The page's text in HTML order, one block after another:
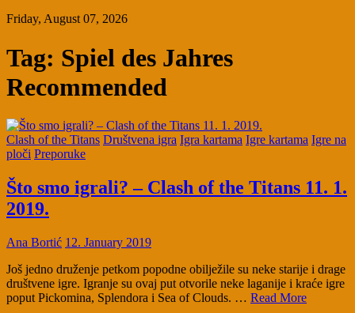
Friday, August 07, 2026
Tag: Spiel des Jahres
Recommended
Clash of the Titans Društvena igra Igra kartama Igre kartama Igre na
ploči Preporuke
Što smo igrali? – Clash of the Titans 11. 1.
2019.
Ana Bortić 12. January 2019
Još jedno druženje petkom popodne obilježile su neke starije i drage
društvene igre. Igranje su ovaj put otvorile neke laganije i kraće igre
poput Pickomina, Splendora i Sea of Clouds. … Read More